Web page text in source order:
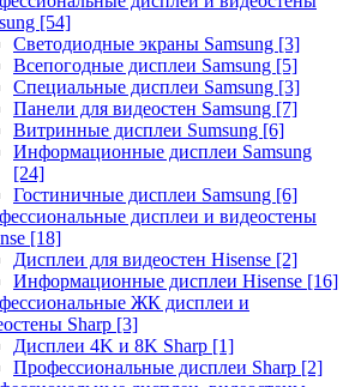
[54]
Светодиодные экраны Samsung [3]
Всепогодные дисплеи Samsung [5]
Специальные дисплеи Samsung [3]
Панели для видеостен Samsung [7]
Витринные дисплеи Sumsung [6]
Информационные дисплеи Samsung
[24]
Гостиничные дисплеи Samsung [6]
дисплеи и видеостены
[18]
Дисплеи для видеостен Hisense [2]
Информационные дисплеи Hisense [16]
ЖК дисплеи и
Sharp [3]
Дисплеи 4K и 8K Sharp [1]
Профессиональные дисплеи Sharp [2]